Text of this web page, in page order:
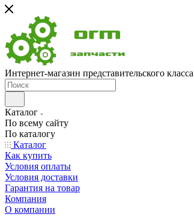
Интернет-магазин представительского класса
Каталог
По всему сайту
По каталогу
Каталог
Как купить
Условия оплаты
Условия доставки
Гарантия на товар
Компания
О компании